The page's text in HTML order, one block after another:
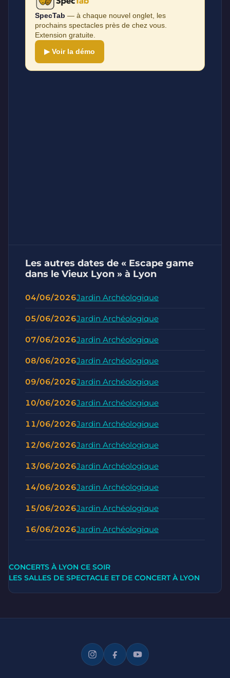
SpecTab — à chaque nouvel onglet, les
prochains spectacles près de chez vous.
Extension gratuite.
▶ Voir la démo
Les autres dates de « Escape game
dans le Vieux Lyon » à Lyon
04/06/2026Jardin Archéologique
05/06/2026Jardin Archéologique
07/06/2026Jardin Archéologique
08/06/2026Jardin Archéologique
09/06/2026Jardin Archéologique
10/06/2026Jardin Archéologique
11/06/2026Jardin Archéologique
12/06/2026Jardin Archéologique
13/06/2026Jardin Archéologique
14/06/2026Jardin Archéologique
15/06/2026Jardin Archéologique
16/06/2026Jardin Archéologique
CONCERTS À LYON CE SOIR
LES SALLES DE SPECTACLE ET DE CONCERT À LYON